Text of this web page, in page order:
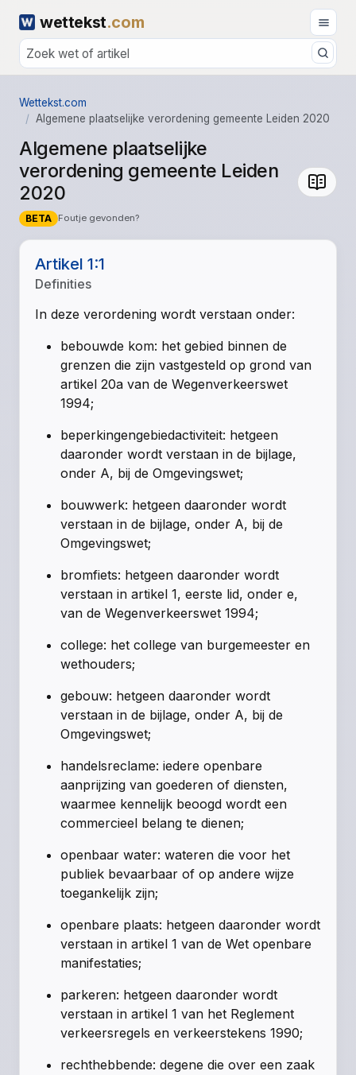
wettekst.com
Wettekst.com
Algemene plaatselijke verordening gemeente Leiden 2020
Algemene plaatselijke
verordening gemeente Leiden
2020
BETA Foutje gevonden?
Artikel 1:1
Definities
In deze verordening wordt verstaan onder:
bebouwde kom: het gebied binnen de
grenzen die zijn vastgesteld op grond van
artikel 20a van de Wegenverkeerswet
1994;
beperkingengebiedactiviteit: hetgeen
daaronder wordt verstaan in de bijlage,
onder A, bij de Omgevingswet;
bouwwerk: hetgeen daaronder wordt
verstaan in de bijlage, onder A, bij de
Omgevingswet;
bromfiets: hetgeen daaronder wordt
verstaan in artikel 1, eerste lid, onder e,
van de Wegenverkeerswet 1994;
college: het college van burgemeester en
wethouders;
gebouw: hetgeen daaronder wordt
verstaan in de bijlage, onder A, bij de
Omgevingswet;
handelsreclame: iedere openbare
aanprijzing van goederen of diensten,
waarmee kennelijk beoogd wordt een
commercieel belang te dienen;
openbaar water: wateren die voor het
publiek bevaarbaar of op andere wijze
toegankelijk zijn;
openbare plaats: hetgeen daaronder wordt
verstaan in artikel 1 van de Wet openbare
manifestaties;
parkeren: hetgeen daaronder wordt
verstaan in artikel 1 van het Reglement
verkeersregels en verkeerstekens 1990;
rechthebbende: degene die over een zaak